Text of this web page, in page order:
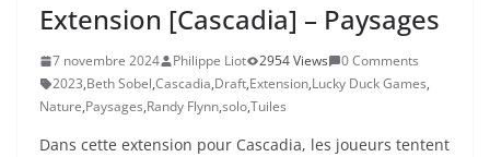
Extension [Cascadia] – Paysages
7 novembre 2024 Philippe Liot 2954 Views
0 Comments
2023,Beth Sobel,Cascadia,Draft,Extension,Lucky Duck Games,
Nature,Paysages,Randy Flynn,solo,Tuiles
Dans cette extension pour Cascadia, les joueurs tentent